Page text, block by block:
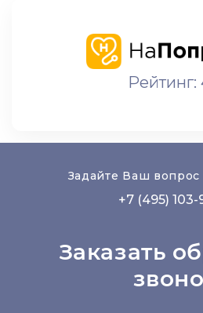
Рейтинг:
Задайте Ваш вопрос
+7 (495) 103-
Заказать